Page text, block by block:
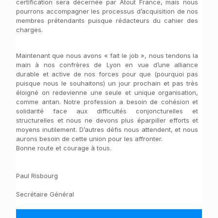
certification sera décernée par Atout France, mais nous
pourrons accompagner les processus d’acquisition de nos
membres prétendants puisque rédacteurs du cahier des
charges.
Maintenant que nous avons « fait le job », nous tendons la
main à nos confrères de Lyon en vue d’une alliance
durable et active de nos forces pour que (pourquoi pas
puisque nous le souhaitons) un jour prochain et pas très
éloigné on redevienne une seule et unique organisation,
comme antan. Notre profession a besoin de cohésion et
solidarité face aux difficultés conjoncturelles et
structurelles et nous ne devons plus éparpiller efforts et
moyens inutilement. D’autres défis nous attendent, et nous
aurons besoin de cette union pour les affronter.
Bonne route et courage à tous.
Paul Risbourg
Secrétaire Général